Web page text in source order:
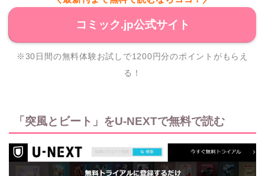
コミック.jp公式サイト
※30日間の無料体験お試しで1200円分のポイントがもらえ
る！
「突風とビート」をU-NEXTで無料で読む